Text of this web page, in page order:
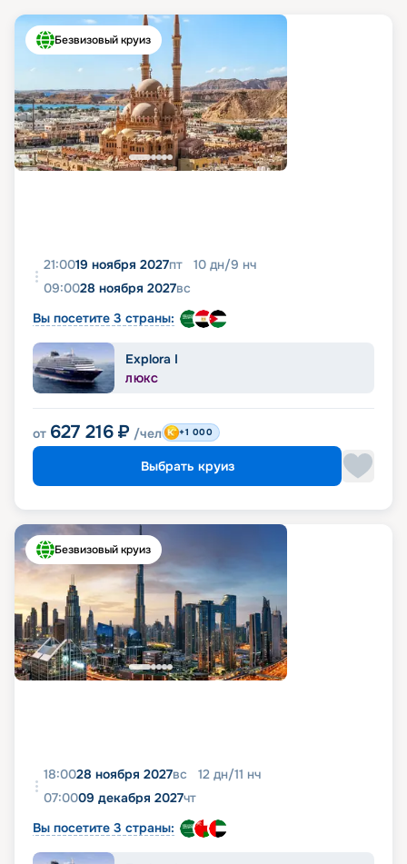
Безвизовый круиз
21:0019 ноября 2027пт 10 дн/9 нч
09:0028 ноября 2027вс
Вы посетите 3 страны:
Explora I
ЛЮКС
от 627 216 ₽ /чел +1 000
Выбрать круиз
Безвизовый круиз
18:0028 ноября 2027вс 12 дн/11 нч
07:0009 декабря 2027чт
Вы посетите 3 страны: